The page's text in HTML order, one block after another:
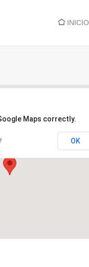
INICIO
Maps correctly.
OK